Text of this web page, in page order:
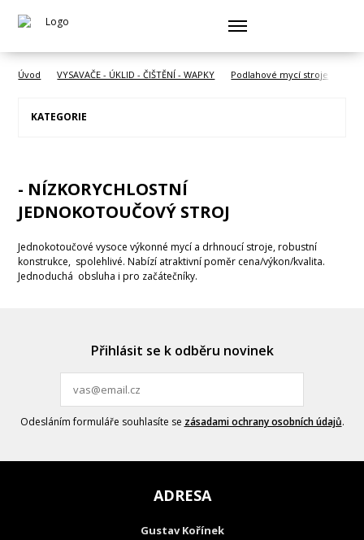
Úvod VYSAVAČE - ÚKLID - ČIŠTĚNÍ - WAPKY Podlahové mycí stroje
KATEGORIE
- NÍZKORYCHLOSTNÍ
JEDNOKOTOUČOVÝ STROJ
Jednokotoučové vysoce výkonné mycí a drhnoucí stroje, robustní
konstrukce, spolehlivé. Nabízí atraktivní poměr cena/výkon/kvalita.
Jednoduchá obsluha i pro začátečníky.
Přihlásit se k odběru novinek
Odesláním formuláře souhlasíte se zásadami ochrany osobních údajů.
ADRESA
Gustav Kořínek